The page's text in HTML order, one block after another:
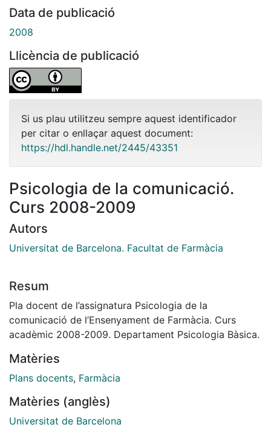
Data de publicació
2008
Llicència de publicació
Si us plau utilitzeu sempre aquest identificador
per citar o enllaçar aquest document:
https://hdl.handle.net/2445/43351
Psicologia de la comunicació.
Curs 2008-2009
Autors
Universitat de Barcelona. Facultat de Farmàcia
Resum
Pla docent de l’assignatura Psicologia de la
comunicació de l’Ensenyament de Farmàcia. Curs
acadèmic 2008-2009. Departament Psicologia Bàsica.
Matèries
Plans docents, Farmàcia
Matèries (anglès)
Universitat de Barcelona